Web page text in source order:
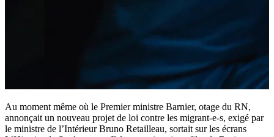
Au moment même où le Premier ministre Barnier, otage du RN,
annonçait un nouveau projet de loi contre les migrant-e-s, exigé par
le ministre de l’Intérieur Bruno Retailleau, sortait sur les écrans